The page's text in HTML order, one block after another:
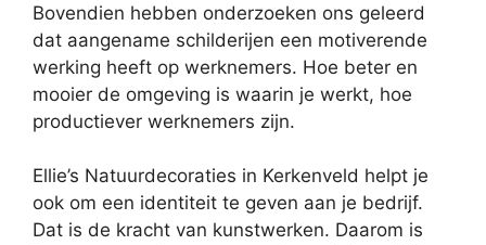
Bovendien hebben onderzoeken ons geleerd
dat aangename schilderijen een motiverende
werking heeft op werknemers. Hoe beter en
mooier de omgeving is waarin je werkt, hoe
productiever werknemers zijn.
Ellie’s Natuurdecoraties in Kerkenveld helpt je
ook om een identiteit te geven aan je bedrijf.
Dat is de kracht van kunstwerken. Daarom is